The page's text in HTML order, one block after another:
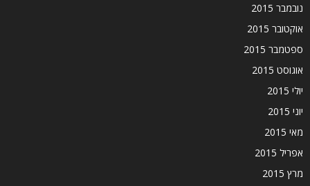
נובמבר 2015
אוקטובר 2015
ספטמבר 2015
אוגוסט 2015
יולי 2015
יוני 2015
מאי 2015
אפריל 2015
מרץ 2015